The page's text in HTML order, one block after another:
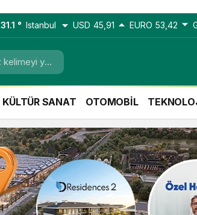
31.1 ° Istanbul USD 45,91 EURO 53,42
KÜLTÜR SANAT OTOMOBİL